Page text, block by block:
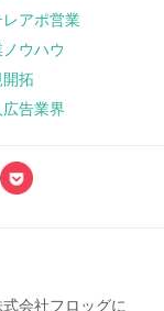
レアポ営業
ウハウ
拓
告業界
会社フロッグに